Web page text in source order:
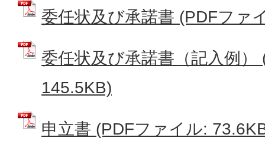
委任状及び承諾書 (PDFファ
委任状及び承諾書（記入例）
145.5KB)
申立書 (PDFファイル: